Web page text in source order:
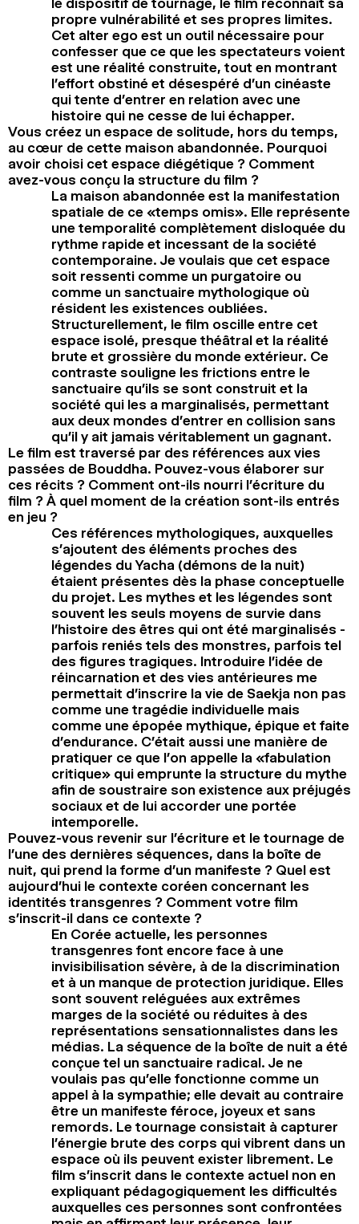
propre vulnérabilité et ses propres limites.
Cet alter ego est un outil nécessaire pour
confesser que ce que les spectateurs voient
est une réalité construite, tout en montrant
l’effort obstiné et désespéré d’un cinéaste
qui tente d’entrer en relation avec une
histoire qui ne cesse de lui échapper.
Vous créez un espace de solitude, hors du temps,
au cœur de cette maison abandonnée. Pourquoi
avoir choisi cet espace diégétique ? Comment
avez-vous conçu la structure du film ?
La maison abandonnée est la manifestation
spatiale de ce «temps omis». Elle représente
une temporalité complètement disloquée du
rythme rapide et incessant de la société
contemporaine. Je voulais que cet espace
soit ressenti comme un purgatoire ou
comme un sanctuaire mythologique où
résident les existences oubliées.
Structurellement, le film oscille entre cet
espace isolé, presque théâtral et la réalité
brute et grossière du monde extérieur. Ce
contraste souligne les frictions entre le
sanctuaire qu’ils se sont construit et la
société qui les a marginalisés, permettant
aux deux mondes d’entrer en collision sans
qu’il y ait jamais véritablement un gagnant.
Le film est traversé par des références aux vies
passées de Bouddha. Pouvez-vous élaborer sur
ces récits ? Comment ont-ils nourri l’écriture du
film ? À quel moment de la création sont-ils entrés
en jeu ?
Ces références mythologiques, auxquelles
s’ajoutent des éléments proches des
légendes du Yacha (démons de la nuit)
étaient présentes dès la phase conceptuelle
du projet. Les mythes et les légendes sont
souvent les seuls moyens de survie dans
l’histoire des êtres qui ont été marginalisés -
parfois reniés tels des monstres, parfois tel
des figures tragiques. Introduire l’idée de
réincarnation et des vies antérieures me
permettait d’inscrire la vie de Saekja non pas
comme une tragédie individuelle mais
comme une épopée mythique, épique et faite
d’endurance. C’était aussi une manière de
pratiquer ce que l’on appelle la «fabulation
critique» qui emprunte la structure du mythe
afin de soustraire son existence aux préjugés
sociaux et de lui accorder une portée
intemporelle.
Pouvez-vous revenir sur l’écriture et le tournage de
l’une des dernières séquences, dans la boîte de
nuit, qui prend la forme d’un manifeste ? Quel est
aujourd’hui le contexte coréen concernant les
identités transgenres ? Comment votre film
s’inscrit-il dans ce contexte ?
En Corée actuelle, les personnes
transgenres font encore face à une
invisibilisation sévère, à de la discrimination
et à un manque de protection juridique. Elles
sont souvent reléguées aux extrêmes
marges de la société ou réduites à des
représentations sensationnalistes dans les
médias. La séquence de la boîte de nuit a été
conçue tel un sanctuaire radical. Je ne
voulais pas qu’elle fonctionne comme un
appel à la sympathie; elle devait au contraire
être un manifeste féroce, joyeux et sans
remords. Le tournage consistait à capturer
l’énergie brute des corps qui vibrent dans un
espace où ils peuvent exister librement. Le
film s’inscrit dans le contexte actuel non en
expliquant pédagogiquement les difficultés
auxquelles ces personnes sont confrontées